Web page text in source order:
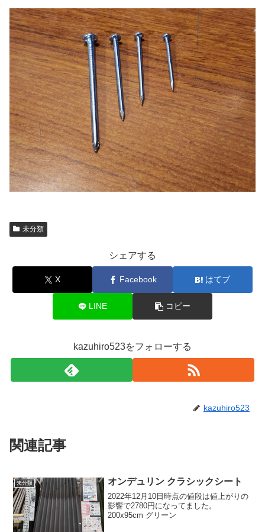
未分類
シェアする
X Facebook はてブ
LINE コピー
kazuhiro523をフォローする
kazuhiro523
関連記事
未分類 オンデュリン クラシックシート
2022年12月10日時点の値段は値上がりの
影響で2780円になってました。
200x95cm グリーン